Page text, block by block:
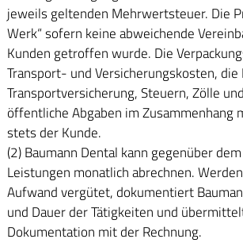
jeweils geltenden Mehrwertsteuer. Die
Werk“ sofern keine abweichende
Kunden getroffen wurde. Die
Transport- und Versicherungskosten,
Transportversicherung, Steuern, Zölle
öffentliche Abgaben im Zusammenhang
stets der Kunde.
(2) Baumann Dental kann gegenüber
Leistungen monatlich abrechnen.
Aufwand vergütet, dokumentiert
und Dauer der Tätigkeiten und
Dokumentation mit der Rechnung.